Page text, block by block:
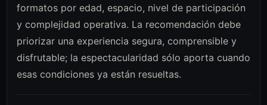
formatos por edad, espacio, nivel de participación
y complejidad operativa. La recomendación debe
priorizar una experiencia segura, comprensible y
disfrutable; la espectacularidad sólo aporta cuando
esas condiciones ya están resueltas.